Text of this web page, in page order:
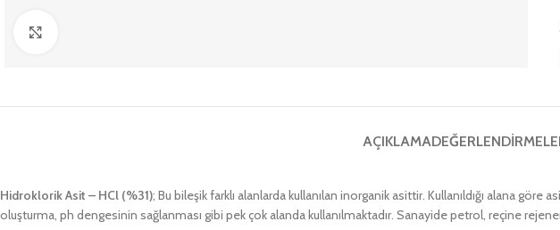
AÇIKLAMA
Hidroklorik Asit – HCl (%31); Bu bileşik farklı alanlarda kullanılan inorganik asittir. Kullanıldığı alana
oluşturma, ph dengesinin sağlanması gibi pek çok alanda kullanılmaktadır. Sanayide petrol, reçine